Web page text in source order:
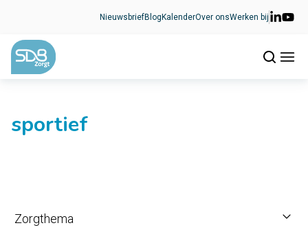
NieuwsbriefBlog KalenderOver onsWerken bij
sportief
Zorgthema